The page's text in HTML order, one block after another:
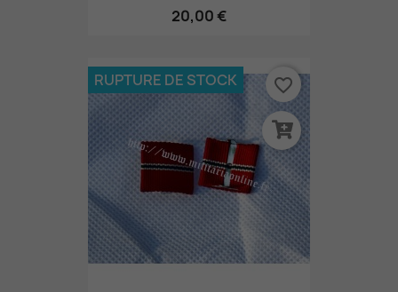
20,00 €
RUPTURE DE STOCK favorite_border